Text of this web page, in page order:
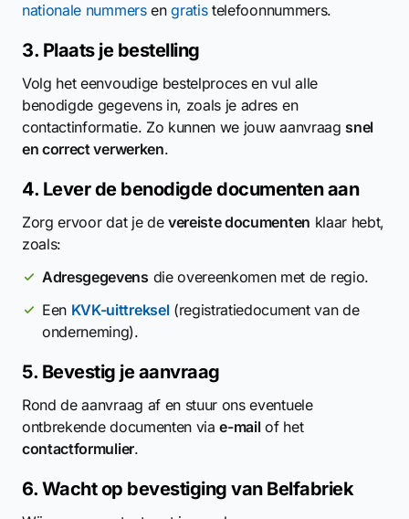
nationale nummersengratistelefoonnummers.
3. Plaats je bestelling
Volg het eenvoudige bestelproces en vul alle
benodigde gegevens in, zoals je adres en
contactinformatie. Zo kunnen we jouw aanvraag snel
en correct verwerken.
4. Lever de benodigde documenten aan
Zorg ervoor dat je de vereiste documenten klaar hebt,
zoals:
Adresgegevens die overeenkomen met de regio.
Een KVK-uittreksel(registratiedocument van de
onderneming).
5. Bevestig je aanvraag
Rond de aanvraag af en stuur ons eventuele
ontbrekende documenten viae-mailof het
contactformulier.
6. Wacht op bevestiging van Belfabriek